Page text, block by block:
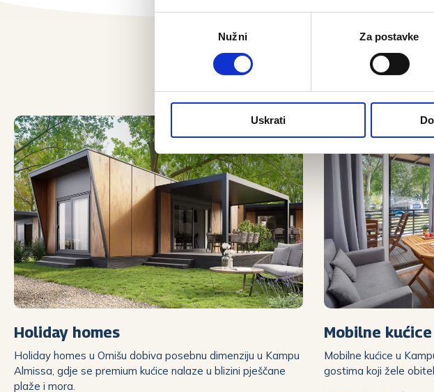
Nužni Za postavke
Uskrati
Kamp
Holiday homes
Holiday homes u Omišu dobiva posebnu dimenziju u Kampu
Almissa, gdje se premium kućice nalaze u blizini pješčane
plaže i mora.
Mobilne kućice
Mobilne kućice u
gostima koji žele